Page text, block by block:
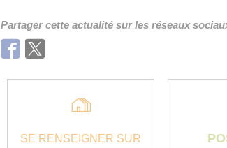
Partager cette actualité sur les réseaux
Facebook
SE RENSEIGNER SUR